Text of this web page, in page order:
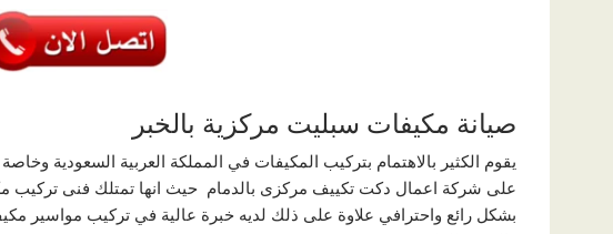
صيانة مكيفات سبليت مركزية بالخبر
يقوم الكثير بالاهتمام بتركيب المكيفات في المملكة العربية السعودية
على شركة اعمال دكت تكييف مركزى بالدمام حيث انها تمتلك فنى تركيب
بشكل رائع واحترافي علاوة على ذلك لديه خبرة عالية في تركيب مواسير